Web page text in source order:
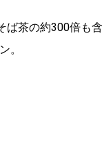
茶の約300倍も
。